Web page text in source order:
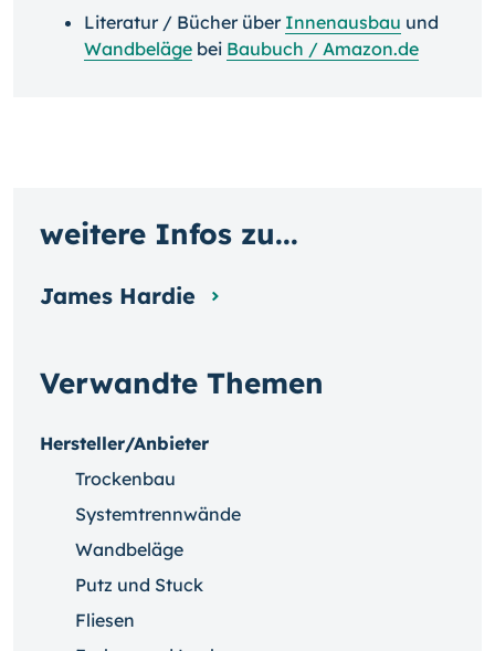
Literatur / Bücher über Innenausbau und
Wandbeläge bei Baubuch / Amazon.de
Verwandte Themen
Hersteller/Anbieter
Trockenbau
Systemtrennwände
Wandbeläge
Putz und Stuck
Fliesen
weitere Infos zu...
James Hardie